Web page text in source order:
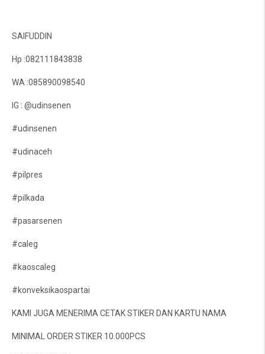
SAIFUDDIN
Hp :082111843838
WA :085890098540
IG : @udinsenen
#udinsenen
#udinaceh
#pilpres
#pilkada
#pasarsenen
#caleg
#kaoscaleg
#konveksikaospartai
KAMI JUGA MENERIMA CETAK STIKER DAN KARTU NAMA
MINIMAL ORDER STIKER 10.000PCS